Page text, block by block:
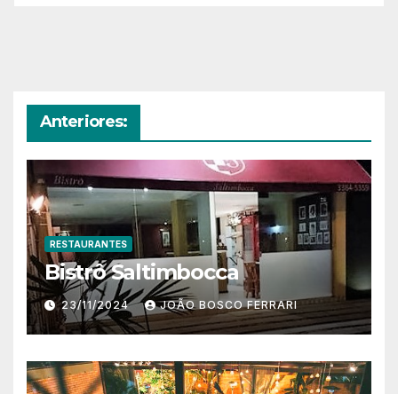
Anteriores:
RESTAURANTES
Bistrô Saltimbocca
23/11/2024 JOÃO BOSCO FERRARI